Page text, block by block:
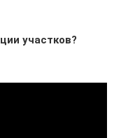
участков?